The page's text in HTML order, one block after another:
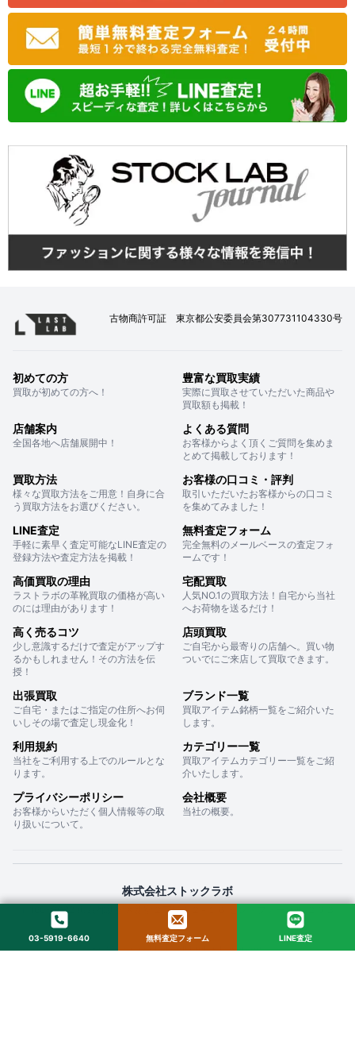
古物商許可証 東京都公安委員会第307731104330号
初めての方
買取が初めての方へ！
豊富な買取実績
実際に買取させていただいた商品や
買取額も掲載！
店舗案内
全国各地へ店舗展開中！
よくある質問
お客様からよく頂くご質問を集めま
とめて掲載しております！
買取方法
様々な買取方法をご用意！自身に合
う買取方法をお選びください。
お客様の口コミ・評判
取引いただいたお客様からの口コミ
を集めてみました！
LINE査定
手軽に素早く査定可能なLINE査定の
登録方法や査定方法を掲載！
無料査定フォーム
完全無料のメールベースの査定フォ
ームです！
高価買取の理由
ラストラボの革靴買取の価格が高い
のには理由があります！
宅配買取
人気NO.1の買取方法！自宅から当社
へお荷物を送るだけ！
高く売るコツ
少し意識するだけで査定がアップす
るかもしれません！その方法を伝
授！
店頭買取
ご自宅から最寄りの店舗へ。買い物
ついでにご来店して買取できます。
出張買取
ご自宅・またはご指定の住所へお伺
いしその場で査定し現金化！
ブランド一覧
買取アイテム銘柄一覧をご紹介いた
します。
利用規約
当社をご利用する上でのルールとな
ります。
カテゴリー一覧
買取アイテムカテゴリー一覧をご紹
介いたします。
プライバシーポリシー
お客様からいただく個人情報等の取
り扱いについて。
会社概要
当社の概要。
株式会社ストックラボ
〒160-0022 東京都新宿区新宿２丁目１２−１６ セントフォービル ２０３
© 2025 StockLab. All Rights Reserved.
03-5919-6640 無料査定フォーム LINE査定